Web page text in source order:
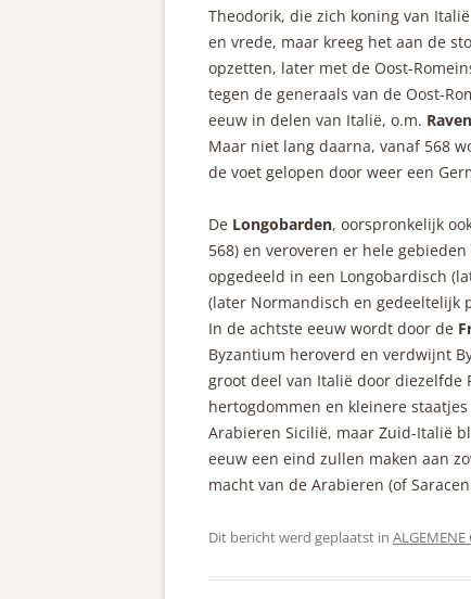
Theodorik, die zich koning van
en vrede, maar kreeg het aan de
opzetten, later met de Oost-
tegen de generaals van de Oost-
eeuw in delen van Italië, o.m.
Maar niet lang daarna, vanaf 568
de voet gelopen door weer een
De Longobarden, oorspronkelijk
568) en veroveren er hele
opgedeeld in een Longobardisch
(later Normandisch en gedeeltelijk
In de achtste eeuw wordt door de
Byzantium heroverd en verdwijnt
groot deel van Italië door diezelfde
hertogdommen en kleinere
Arabieren Sicilië, maar Zuid-Italië
eeuw een eind zullen maken aan
macht van de Arabieren (of
Dit bericht werd geplaatst in ALGEMENE